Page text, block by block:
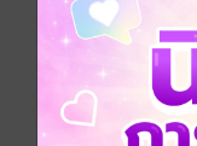
ความยาว
ฉบับย้อนหลั